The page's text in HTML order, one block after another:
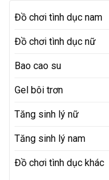
Đồ chơi tình dục nam
Đồ chơi tình dục nữ
Bao cao su
Gel bôi trơn
Tăng sinh lý nữ
Tăng sinh lý nam
Đồ chơi tình dục khác